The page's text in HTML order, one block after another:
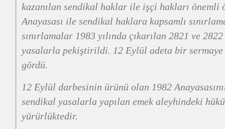
kazanılan sendikal haklar ile işçi hakları önemli
Anayasası ile sendikal haklara kapsamlı
sınırlamalar 1983 yılında çıkarılan 2821 ve
yasalarla pekiştirildi. 12 Eylül adeta bir sermaye
gördü.
12 Eylül darbesinin ürünü olan 1982
sendikal yasalarla yapılan emek aleyhindeki
yürürlüktedir.